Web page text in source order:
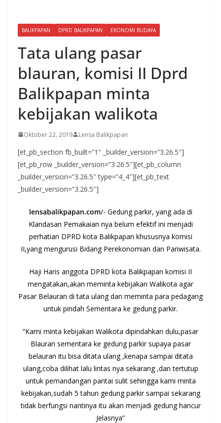
BALIKPAPAN DPRD BALIKPAPAN EKONOMI BUDAYA
Tata ulang pasar
blauran, komisi II Dprd
Balikpapan minta
kebijakan walikota
Oktober 22, 2019 Lensa Balikpapan
[et_pb_section fb_built=”1″ _builder_version=”3.26.5″]
[et_pb_row _builder_version=”3.26.5″][et_pb_column
_builder_version=”3.26.5″ type=”4_4″][et_pb_text
_builder_version=”3.26.5″]
lensabalikpapan.com/- Gedung parkir, yang ada di
Klandasan Pemakaian nya belum efektif ini menjadi
perhatian DPRD kota Balikpapan khususnya komisi
II,yang mengurusi Bidang Perekonomian dan Pariwisata.
Haji Haris anggota DPRD kota Balikpapan komisi II
mengatakan,akan meminta kebijakan Walikota agar
Pasar Belauran di tata ulang dan meminta para pedagang
untuk pindah Sementara ke gedung parkir.
“Kami minta kebijakan Walikota dipindahkan dulu,pasar
Blauran sementara ke gedung parkir supaya pasar
belauran itu bisa ditata ulang ,kenapa sampai ditata
ulang,coba dilihat lalu lintas nya sekarang ,dan tertutup
untuk pemandangan pantai sulit sehingga kami minta
kebijakan,sudah 5 tahun gedung parkir sampai sekarang
tidak berfungsi nantinya itu akan menjadi gedung hancur
Jelasnya”